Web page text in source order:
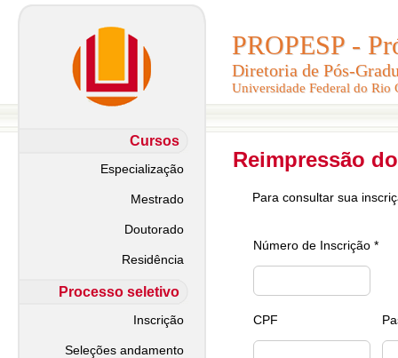
PROPESP -
Diretoria de Pós-
Universidade Federal do Rio
PROPESP -
Diretoria de Pós-
Universidade Federal do Rio
Cursos
Especialização
Mestrado
Doutorado
Residência
Processo seletivo
Inscrição
Seleções andamento
Reimpressão
Para consultar sua
Número de Inscrição *
CPF